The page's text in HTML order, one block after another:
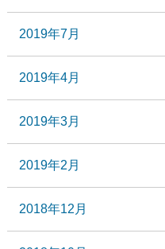
2019年7月
2019年4月
2019年3月
2019年2月
2018年12月